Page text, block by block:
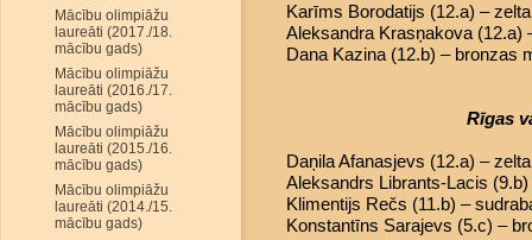
Mācību olimpiāžu
laureāti (2017./18.
mācību gads)
Mācību olimpiāžu
laureāti (2016./17.
mācību gads)
Mācību olimpiāžu
laureāti (2015./16.
mācību gads)
Mācību olimpiāžu
laureāti (2014./15.
mācību gads)
Karīms Borodatijs (12.a) –
Aleksandra Krasņakova (12.a)
Dana Kazina (12.b) – bronzas
Rīgas
Daņila Afanasjevs (12.a) –
Aleksandrs Librants-Lacis
Klimentijs Rečs (11.b) –
Konstantīns Sarajevs (5.c) –